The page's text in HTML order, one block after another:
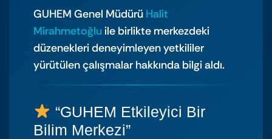
GUHEM Genel Müdürü Halit
Mirahmetoğlu ile birlikte merkezdeki
düzenekleri deneyimleyen yetkililer
yürütülen çalışmalar hakkında bilgi aldı.
“GUHEM Etkileyici Bir
Bilim Merkezi”